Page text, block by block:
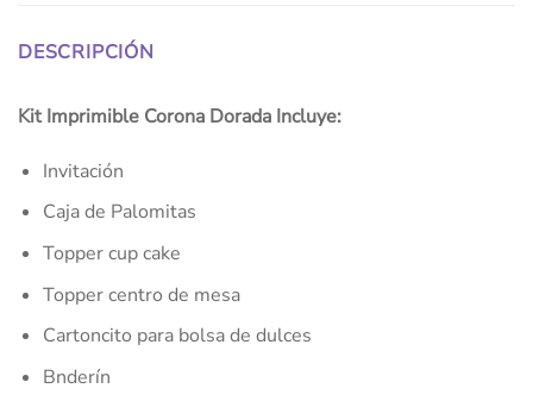
DESCRIPCIÓN
Kit Imprimible Corona Dorada Incluye:
Invitación
Caja de Palomitas
Topper cup cake
Topper centro de mesa
Cartoncito para bolsa de dulces
Bnderín